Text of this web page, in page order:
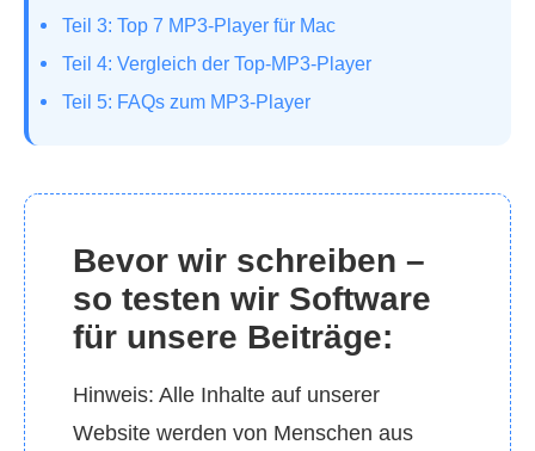
Teil 3: Top 7 MP3-Player für Mac
Teil 4: Vergleich der Top-MP3-Player
Teil 5: FAQs zum MP3-Player
Bevor wir schreiben –
so testen wir Software
für unsere Beiträge:
Hinweis: Alle Inhalte auf unserer
Website werden von Menschen aus